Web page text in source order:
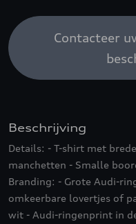
Contacteer
Beschrijving
Details: - T-shirt met
manchetten - Smalle
Branding: - Grote Audi-
omkeerbare lovertjes of
wit - Audi-ringenprint in